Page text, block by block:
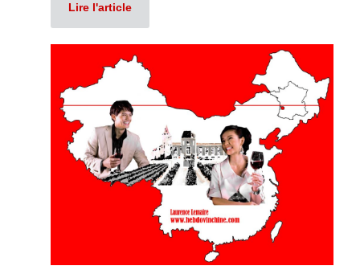
Lire l'article